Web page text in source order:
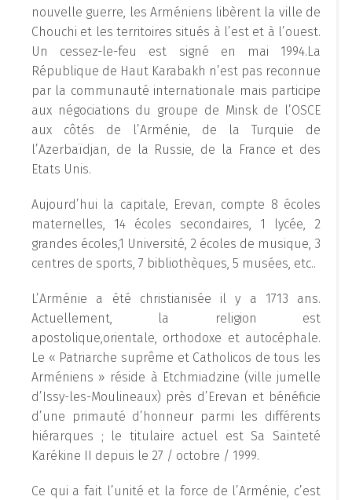
nouvelle guerre, les Arméniens libèrent la ville de
Chouchi et les territoires situés à l’est et à l’ouest.
Un cessez-le-feu est signé en mai 1994.La
République de Haut Karabakh n’est pas reconnue
par la communauté internationale mais participe
aux négociations du groupe de Minsk de l’OSCE
aux côtés de l’Arménie, de la Turquie de
l’Azerbaïdjan, de la Russie, de la France et des
Etats Unis.
Aujourd’hui la capitale, Erevan, compte 8 écoles
maternelles, 14 écoles secondaires, 1 lycée, 2
grandes écoles,1 Université, 2 écoles de musique, 3
centres de sports, 7 bibliothèques, 5 musées, etc..
L’Arménie a été christianisée il y a 1713 ans.
Actuellement, la religion est
apostolique,orientale, orthodoxe et autocéphale.
Le « Patriarche suprême et Catholicos de tous les
Arméniens » réside à Etchmiadzine (ville jumelle
d’Issy-les-Moulineaux) près d’Erevan et bénéficie
d’une primauté d’honneur parmi les différents
hiérarques ; le titulaire actuel est Sa Sainteté
Karékine II depuis le 27 / octobre / 1999.
Ce qui a fait l’unité et la force de l’Arménie, c’est